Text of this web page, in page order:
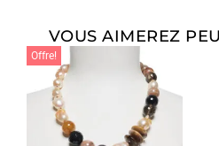
VOUS AIMEREZ
Offre!